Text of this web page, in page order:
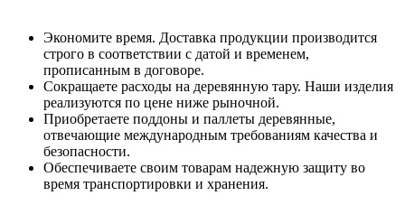
Экономите время. Доставка продукции производится
строго в соответствии с датой и временем,
прописанным в договоре.
Сокращаете расходы на деревянную тару. Наши изделия
реализуются по цене ниже рыночной.
Приобретаете поддоны и паллеты деревянные,
отвечающие международным требованиям качества и
безопасности.
Обеспечиваете своим товарам надежную защиту во
время транспортировки и хранения.